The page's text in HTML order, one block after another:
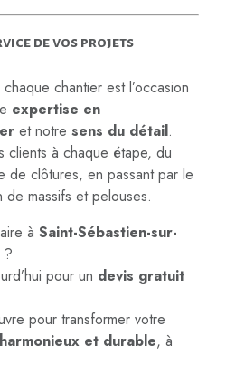
de vos projets
chaque chantier est l’occasion
expertise en
et notre sens du détail.
clients à chaque étape, du
de clôtures, en passant par le
de massifs et pelouses.
à Saint-Sébastien-sur-
?
pour un devis gratuit
pour transformer votre
et durable, à